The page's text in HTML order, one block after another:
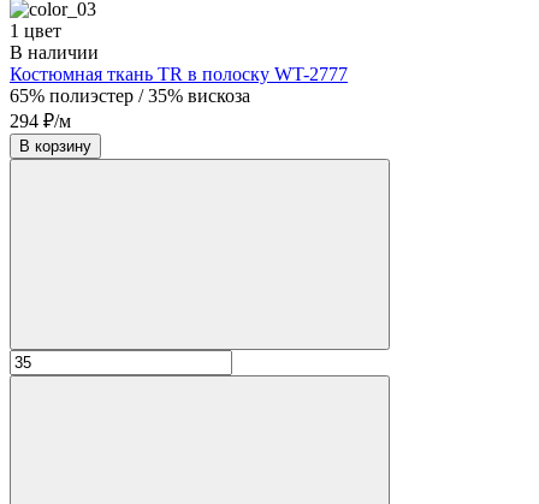
1 цвет
В наличии
Костюмная ткань TR в полоску WT-2777
65% полиэстер / 35% вискоза
294 ₽/м
В корзину